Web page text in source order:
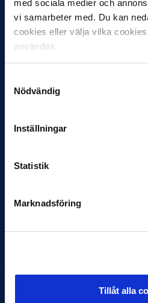
med sociala medier och
vi samarbeter med. Du kan
cookies eller välja vilka
användas.
Nödvändig
Inställningar
Statistik
Marknadsföring
Tillåt alla
30 JUNI
12 JUNI